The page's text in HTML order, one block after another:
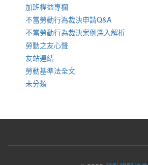
加班權益專欄
不當勞動行為裁決申請Q&A
不當勞動行為裁決案例深入解析
勞動之友心聲
友站連結
勞動基準法全文
未分類